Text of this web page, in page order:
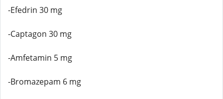
-Efedrin 30 mg
-Captagon 30 mg
-Amfetamin 5 mg
-Bromazepam 6 mg